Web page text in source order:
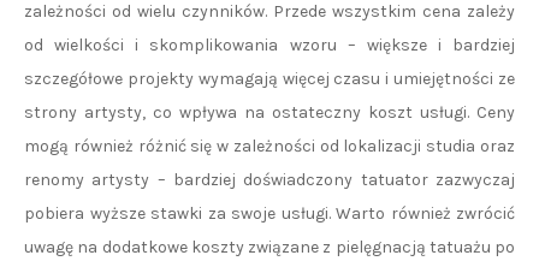
zależności od wielu czynników. Przede wszystkim cena zależy
od wielkości i skomplikowania wzoru – większe i bardziej
szczegółowe projekty wymagają więcej czasu i umiejętności ze
strony artysty, co wpływa na ostateczny koszt usługi. Ceny
mogą również różnić się w zależności od lokalizacji studia oraz
renomy artysty – bardziej doświadczony tatuator zazwyczaj
pobiera wyższe stawki za swoje usługi. Warto również zwrócić
uwagę na dodatkowe koszty związane z pielęgnacją tatuażu po